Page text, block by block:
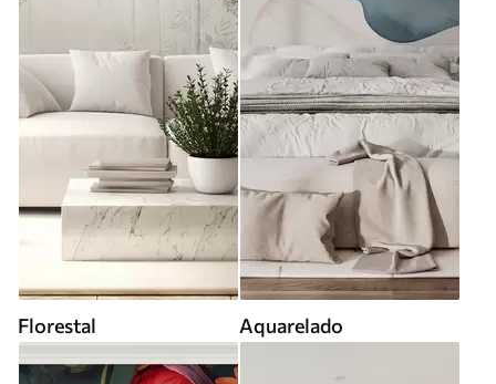
Florestal Aquarelado